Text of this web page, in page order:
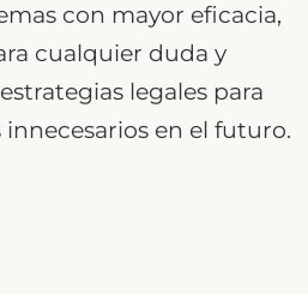
con mayor eficacia,
cualquier duda y
legales para
innecesarios en el futuro.